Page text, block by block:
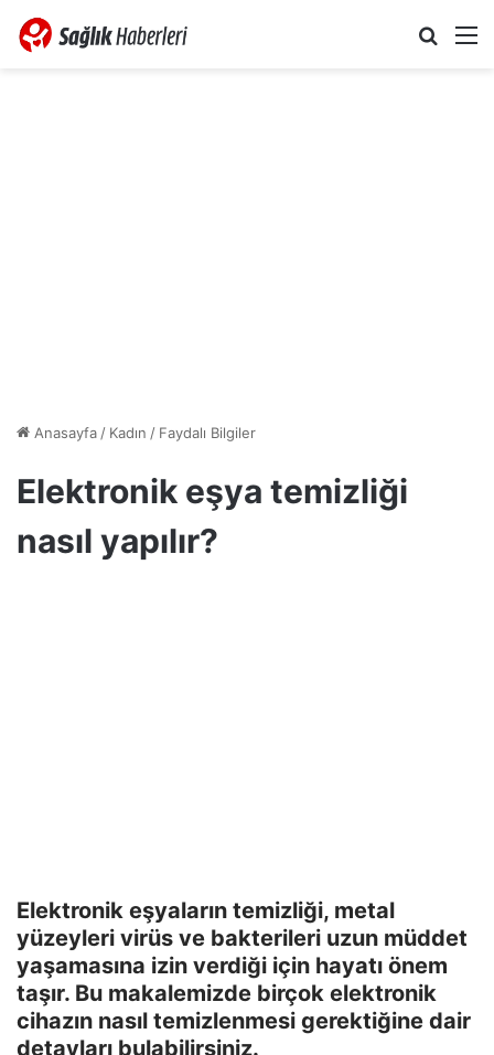
Anasayfa/ Kadın / Faydalı Bilgiler
Elektronik eşya temizliği
nasıl yapılır?
Elektronik eşyaların temizliği, metal
yüzeyleri virüs ve bakterileri uzun müddet
yaşamasına izin verdiği için hayatı önem
taşır. Bu makalemizde birçok elektronik
cihazın nasıl temizlenmesi gerektiğine dair
detayları bulabilirsiniz.